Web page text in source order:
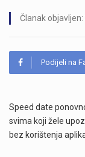
Članak objavljen:
Podijeli na
Speed date
svima koji žele
bez korištenja